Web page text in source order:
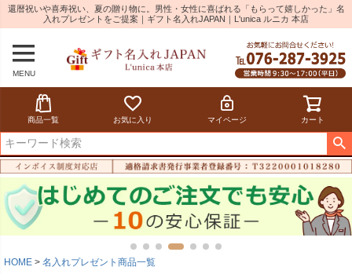
還暦祝いや喜寿祝い、夏の贈り物に。男性・女性に喜ばれる「もらって嬉しかった」名
入れプレゼントをご提案｜ギフト名入れJAPAN｜L'unica ルニカ 本店
MENU
商品一覧 お気に入り マイページ カート
HOME 名入れプレゼント商品一覧